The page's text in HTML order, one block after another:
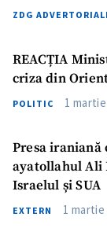
ZDG
REACȚIA
criza din
POLITIC 1
Presa
ayatollahul Ali
Israelul și SUA
EXTERN 1 martie